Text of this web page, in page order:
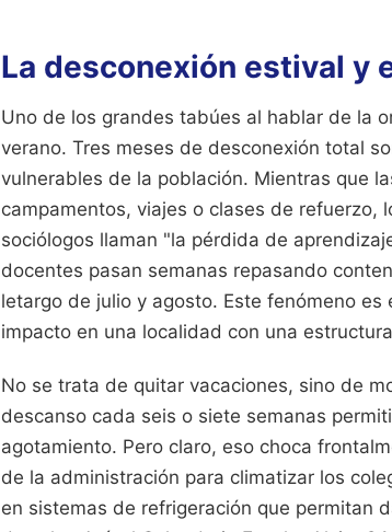
La desconexión estival y
Uno de los grandes tabúes al hablar de la
verano. Tres meses de desconexión total
vulnerables de la población. Mientras que
campamentos, viajes o clases de refuerzo,
sociólogos llaman "la pérdida de
docentes pasan semanas repasando
letargo de julio y agosto. Este fenómeno
impacto en una localidad con una
No se trata de quitar vacaciones, sino de
descanso cada seis o siete semanas
agotamiento. Pero claro, eso choca
de la administración para climatizar los
en sistemas de refrigeración que permitan